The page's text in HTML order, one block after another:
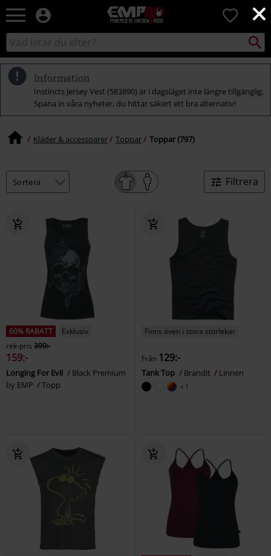
×
EMP
-
Musik,
TV
-
Alternativt
0
Sök
i
katalogen
Sök
Information
Instincts Jersey Vest (583890) är i dagsläget inte längre tillgänglig.
Spana in våra nyheter, du hittar säkert ett bra alternativ!
Kläder & accessoarer Toppar Toppar (797)
Filtrera
60% RABATT
Exklusiv
rek-pris 399:-
159:-
Longing For Evil
Black Premium
by EMP
Topp
Finns även i stora storlekar
Från 129:-
Tank Top Brandit Linnen
+1